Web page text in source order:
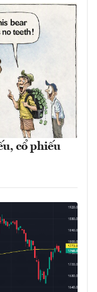
cổ phiếu